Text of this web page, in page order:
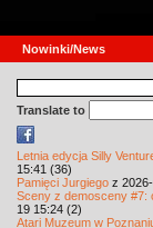
Nowinki/News
Translate to
Letnia edycja Silly
15:41 (36)
Pamięci Jurgiego z
Sceny z demosceny #7:
19 15:24 (2)
Atari Muzeum w